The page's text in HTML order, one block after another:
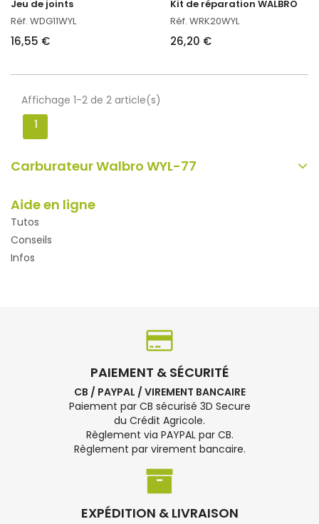
Jeu de joints
Réf. WDG11WYL
16,55 €
Kit de réparation WALBRO
Réf. WRK20WYL
26,20 €
Affichage 1-2 de 2 article(s)
1
Carburateur Walbro WYL-77
Aide en ligne
Tutos
Conseils
Infos
PAIEMENT & SÉCURITÉ
CB / PAYPAL / VIREMENT BANCAIRE
Paiement par CB sécurisé 3D Secure
du Crédit Agricole.
Règlement via PAYPAL par CB.
Règlement par virement bancaire.
EXPÉDITION & LIVRAISON